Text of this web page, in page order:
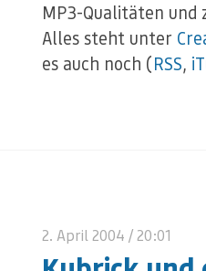
MP3-Qualitäten und
Alles steht unter
es auch noch (RSS,
2. April 2004 / 20:01